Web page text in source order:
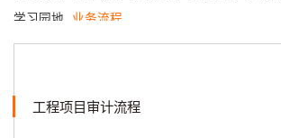
学习园地
业务流程
工程项目审计流程